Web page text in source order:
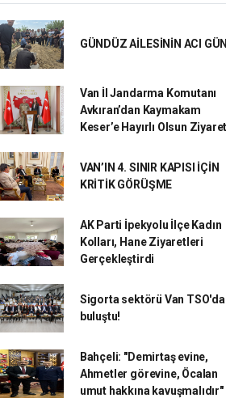
GÜNDÜZ AİLESİNİN ACI
Van İl Jandarma Komutanı
Avkıran’dan Kaymakam
Keser’e Hayırlı Olsun
VAN’IN 4. SINIR KAPISI İÇİN
KRİTİK GÖRÜŞME
AK Parti İpekyolu İlçe Kadın
Kolları, Hane Ziyaretleri
Gerçekleştirdi
Sigorta sektörü Van TSO'da
buluştu!
Bahçeli: "Demirtaş evine,
Ahmetler görevine, Öcalan
umut hakkına kavuşmalıdır"